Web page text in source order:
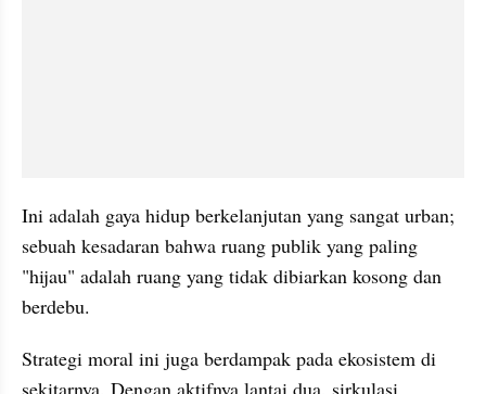
Ini adalah gaya hidup berkelanjutan yang sangat urban;
sebuah kesadaran bahwa ruang publik yang paling
"hijau" adalah ruang yang tidak dibiarkan kosong dan
berdebu.
​Strategi moral ini juga berdampak pada ekosistem di
sekitarnya. Dengan aktifnya lantai dua, sirkulasi